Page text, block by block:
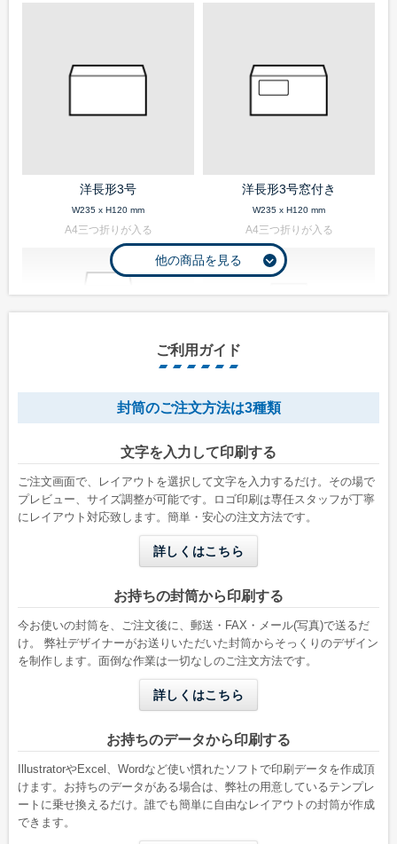
洋長形3号
W235 x H120 mm
A4三つ折りが入る
洋長形3号窓付き
W235 x H120 mm
A4三つ折りが入る
W142 x H332 mm
A4縦二つ折りが入る
W119 x H277 mm
B5縦二つ折りが入る
洋形2号タテ
長形4号窓付き
W90 x H205 mm
B5三つ折りが入る
洋形4号タテ
W105 x H235 mm
A4三つ折りが入る
ご利用ガイド
封筒のご注文方法は3種類
文字を入力して印刷する
ご注文画面で、レイアウトを選択して文字を入力するだけ。その場で
プレビュー、サイズ調整が可能です。ロゴ印刷は専任スタッフが丁寧
にレイアウト対応致します。簡単・安心の注文方法です。
詳しくはこちら
お持ちの封筒から印刷する
今お使いの封筒を、ご注文後に、郵送・FAX・メール(写真)で送るだ
け。 弊社デザイナーがお送りいただいた封筒からそっくりのデザイン
を制作します。面倒な作業は一切なしのご注文方法です。
詳しくはこちら
お持ちのデータから印刷する
IllustratorやExcel、Wordなど使い慣れたソフトで印刷データを作成頂
けます。お持ちのデータがある場合は、弊社の用意しているテンプレ
ートに乗せ換えるだけ。誰でも簡単に自由なレイアウトの封筒が作成
できます。